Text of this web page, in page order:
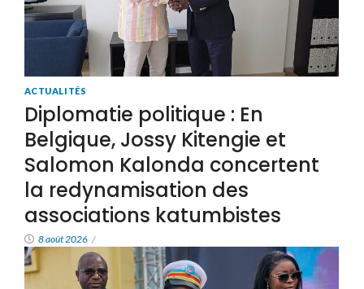
ACTUALITÉS
Diplomatie politique : En
Belgique, Jossy Kitengie et
Salomon Kalonda concertent
la redynamisation des
associations katumbistes
8 août 2026 /